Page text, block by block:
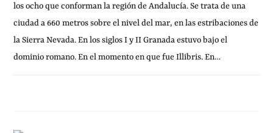
los ocho que conforman la región de Andalucía. Se trata de una
ciudad a 660 metros sobre el nivel del mar, en las estribaciones de
la Sierra Nevada. En los siglos I y II Granada estuvo bajo el
dominio romano. En el momento en que fue Illibris. En…